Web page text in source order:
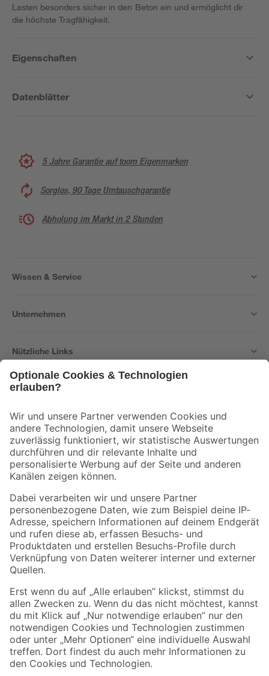
Lasten besonders sicher in den Beton ein und ermöglicht dir
die höchste Tragfähigkeit.
Eigenschaften
Datenblätter
5 Jahre Garantie auf toom Eigenmarken
Sorglos, 90 Tage Umtauschgarantie
Abholung im Markt in 2 Stunden
Wissen & Service
Unternehmen
Nützliche Links
Der toom Newsletter: Keine Angebote und Aktionen mehr verpassen!
Zur Newsletter Anmeldung
Folge uns
Zahlungsarten Versandarten
Sicher einkaufen
Jetzt die toom-App herunterladen